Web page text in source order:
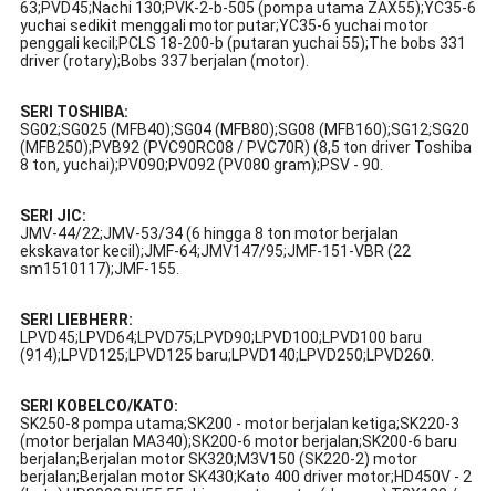
63;PVD45;Nachi 130;PVK-2-b-505 (pompa utama ZAX55);YC35-6
yuchai sedikit menggali motor putar;YC35-6 yuchai motor
penggali kecil;PCLS 18-200-b (putaran yuchai 55);The bobs 331
driver (rotary);Bobs 337 berjalan (motor).
SERI TOSHIBA:
SG02;SG025 (MFB40);SG04 (MFB80);SG08 (MFB160);SG12;SG20
(MFB250);PVB92 (PVC90RC08 / PVC70R) (8,5 ton driver Toshiba
8 ton, yuchai);PV090;PV092 (PV080 gram);PSV - 90.
SERI JIC:
JMV-44/22;JMV-53/34 (6 hingga 8 ton motor berjalan
ekskavator kecil);JMF-64;JMV147/95;JMF-151-VBR (22
sm1510117);JMF-155.
SERI LIEBHERR:
LPVD45;LPVD64;LPVD75;LPVD90;LPVD100;LPVD100 baru
(914);LPVD125;LPVD125 baru;LPVD140;LPVD250;LPVD260.
SERI KOBELCO/KATO:
SK250-8 pompa utama;SK200 - motor berjalan ketiga;SK220-3
(motor berjalan MA340);SK200-6 motor berjalan;SK200-6 baru
berjalan;Berjalan motor SK320;M3V150 (SK220-2) motor
berjalan;Berjalan motor SK430;Kato 400 driver motor;HD450V - 2